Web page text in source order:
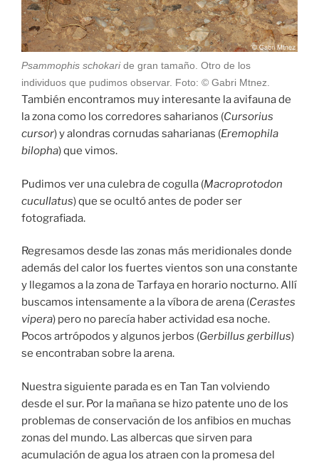
Psammophis schokaride gran tamaño. Otro de los
individuos que pudimos observar. Foto: © Gabri Mtnez.
También encontramos muy interesante la avifauna de
la zona como los corredores saharianos (Cursorius
cursor) y alondras cornudas saharianas (Eremophila
bilopha) que vimos.
Pudimos ver una culebra de cogulla (Macroprotodon
cucullatus) que se ocultó antes de poder ser
fotografiada.
Regresamos desde las zonas más meridionales donde
además del calor los fuertes vientos son una constante
y llegamos a la zona de Tarfaya en horario nocturno. Allí
buscamos intensamente a la víbora de arena (Cerastes
vipera) pero no parecía haber actividad esa noche.
Pocos artrópodos y algunos jerbos (Gerbillus gerbillus)
se encontraban sobre la arena.
Nuestra siguiente parada es en Tan Tan volviendo
desde el sur. Por la mañana se hizo patente uno de los
problemas de conservación de los anfibios en muchas
zonas del mundo. Las albercas que sirven para
acumulación de agua los atraen con la promesa del